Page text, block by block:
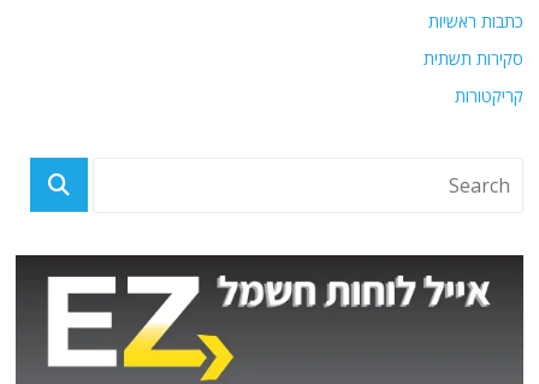
כתבות ראשיות
סקירות תשתית
קריקטורות